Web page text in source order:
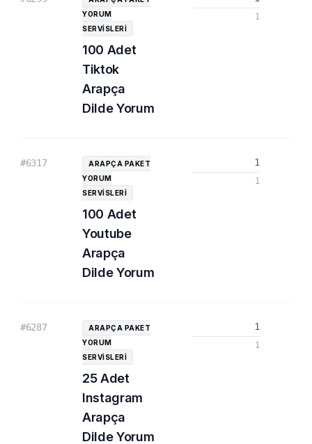
YORUM
SERVISLERI
100 Adet
Tiktok
Arapça
Dilde Yorum
1
#6317
ARAPÇA PAKET
YORUM
SERVISLERI
100 Adet
Youtube
Arapça
Dilde Yorum
1
1
#6287
ARAPÇA PAKET
YORUM
SERVISLERI
25 Adet
Instagram
Arapça
Dilde Yorum
1
1